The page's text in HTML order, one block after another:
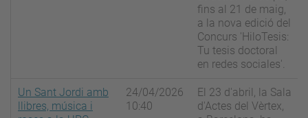
fins al 21 de maig,
a la nova edició del
Concurs 'HiloTesis:
Tu tesis doctoral
en redes sociales'.
Un Sant Jordi amb
llibres, música i
24/04/2026
10:40
El 23 d'abril, la Sala
d'Actes del Vèrtex,